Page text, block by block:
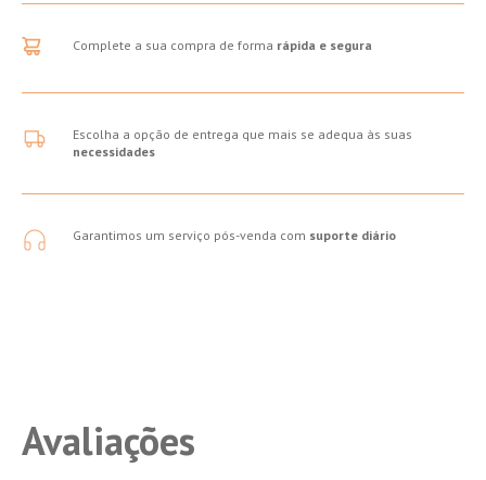
Complete a sua compra de forma rápida e segura
Escolha a opção de entrega que mais se adequa às suas
necessidades
Garantimos um serviço pós-venda com suporte diário
Avaliações